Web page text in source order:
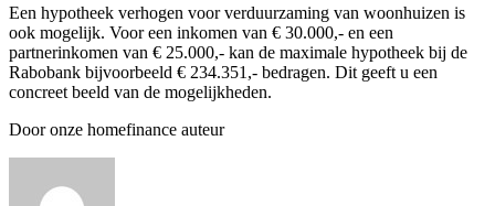
Een hypotheek verhogen voor verduurzaming van woonhuizen is
ook mogelijk. Voor een inkomen van € 30.000,- en een
partnerinkomen van € 25.000,- kan de maximale hypotheek bij de
Rabobank bijvoorbeeld € 234.351,- bedragen. Dit geeft u een
concreet beeld van de mogelijkheden.
Door onze homefinance auteur